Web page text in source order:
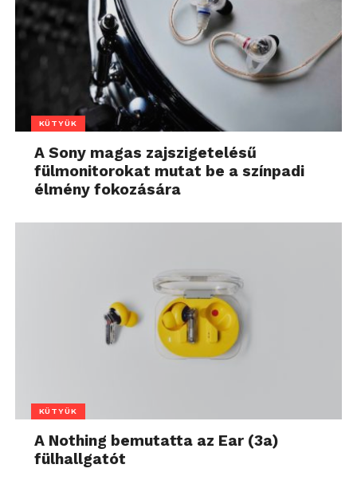
KÜTYÜK
A Sony magas zajszigetelésű
fülmonitorokat mutat be a színpadi
élmény fokozására
KÜTYÜK
A Nothing bemutatta az Ear (3a)
fülhallgatót